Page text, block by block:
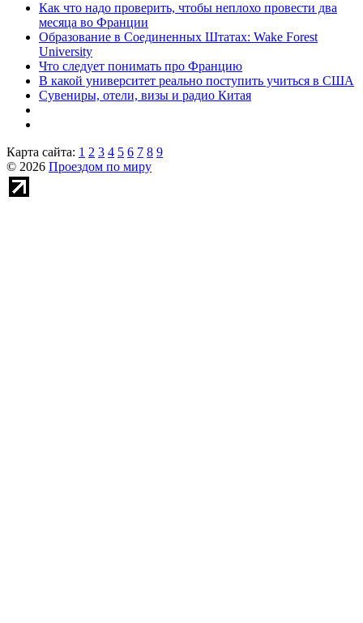
Как что надо проверить, чтобы неплохо провести два
месяца во Франции
Образование в Соединенных Штатах: Wake Forest
University
Что следует понимать про Францию
В какой университет реально поступить учиться в США
Сувениры, отели, визы и радио Китая
Карта сайта: 1 2 3 4 5 6 7 8 9
© 2026 Проездом по миру